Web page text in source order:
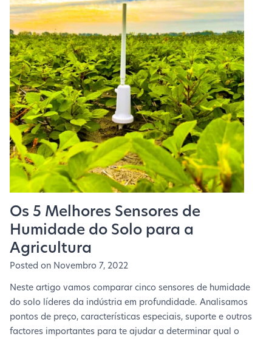
Os 5 Melhores Sensores de
Humidade do Solo para a
Agricultura
Posted on Novembro 7, 2022
Neste artigo vamos comparar cinco sensores de humidade
do solo líderes da indústria em profundidade. Analisamos
pontos de preço, características especiais, suporte e outros
factores importantes para te ajudar a determinar qual o